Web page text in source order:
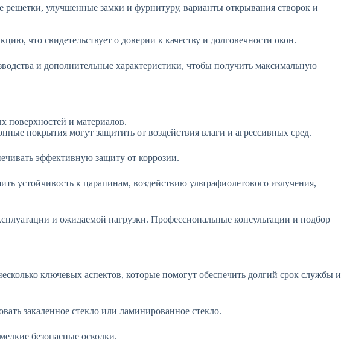
улучшенные замки и фурнитуру, варианты открывания створок и
что свидетельствует о доверии к качеству и долговечности окон.
и дополнительные характеристики, чтобы получить максимальную
поверхностей и материалов.
покрытия могут защитить от воздействия влаги и агрессивных сред.
эффективную защиту от коррозии.
устойчивость к царапинам, воздействию ультрафиолетового излучения,
и ожидаемой нагрузки. Профессиональные консультации и подбор
ключевых аспектов, которые помогут обеспечить долгий срок службы и
закаленное стекло или ламинированное стекло.
безопасные осколки.